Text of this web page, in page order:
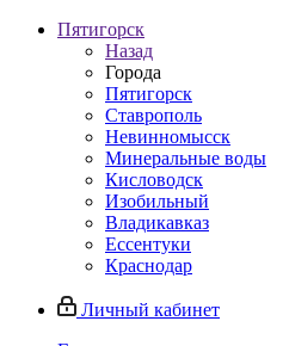
Пятигорск
Назад
Города
Пятигорск
Ставрополь
Невинномысск
Минеральные воды
Кисловодск
Изобильный
Владикавказ
Ессентуки
Краснодар
Личный кабинет